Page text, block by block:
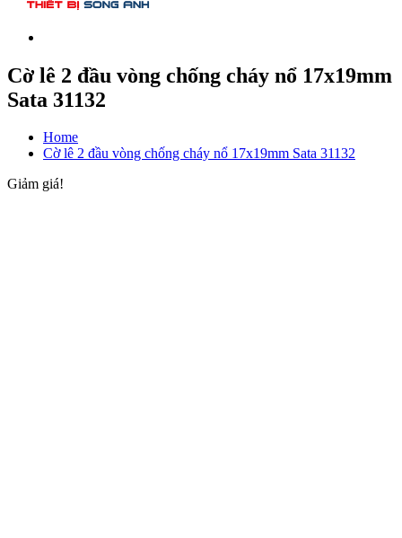
Cờ lê 2 đầu vòng chống cháy nổ 17x19mm
Sata 31132
Home
Cờ lê 2 đầu vòng chống cháy nổ 17x19mm Sata 31132
Giảm giá!